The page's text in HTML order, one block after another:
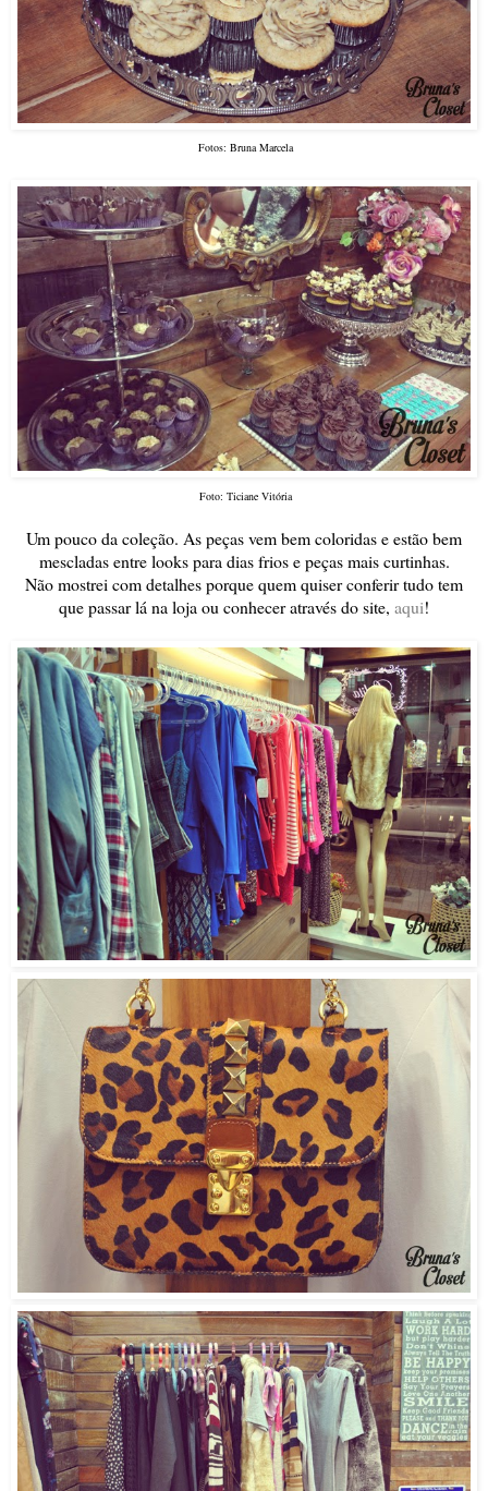
Fotos: Bruna Marcela
Foto: Ticiane Vitória
Um pouco da coleção. As peças vem bem coloridas e estão bem
mescladas entre looks para dias frios e peças mais curtinhas.
Não mostrei com detalhes porque quem quiser conferir tudo tem
que passar lá na loja ou conhecer através do site, aqui!